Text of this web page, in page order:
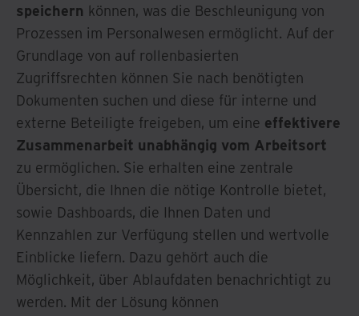
speichern können, was die Beschleunigung von
Prozessen im Personalwesen ermöglicht. Auf der
Grundlage von auf rollenbasierten
Zugriffsrechten können Sie nach benötigten
Dokumenten suchen und diese für interne und
externe Beteiligte freigeben, um eine effektivere
Zusammenarbeit unabhängig vom Arbeitsort
zu ermöglichen. Sie erhalten eine zentrale
Übersicht, die Ihnen die nötige Kontrolle bietet,
sowie Dashboards, die Ihnen Daten und
Kennzahlen zur Verfügung stellen und wertvolle
Einblicke liefern. Dazu gehört auch die
Möglichkeit, über Ablaufdaten benachrichtigt zu
werden. Mit der Lösung können